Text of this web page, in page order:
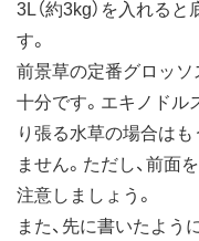
3L（約3kg）を入れる
す。
前景草の定番グロッ
十分です。エキノドル
り張る水草の場合は
ません。ただし、前面
注意しましょう。
また、先に書いたよう